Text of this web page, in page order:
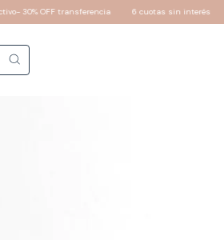
6 cuotas sin interés Envíos gratis a todo el país!